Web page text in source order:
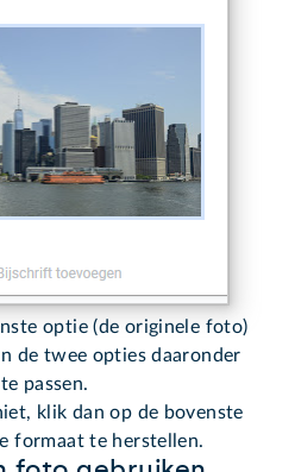
optie (de originele foto)
de twee opties daaronder
passen.
klik dan op de bovenste
formaat te herstellen.